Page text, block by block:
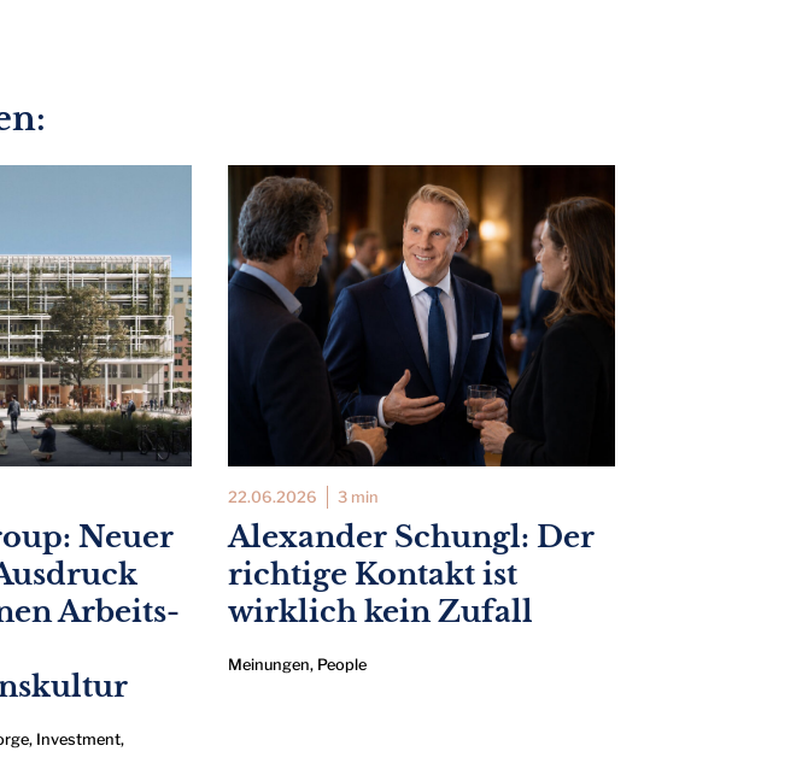
Neuer
Arbeits-
, Investment,
22.06.2026 3 min
Alexander Schungl: Der
richtige Kontakt ist
wirklich kein Zufall
Meinungen, People